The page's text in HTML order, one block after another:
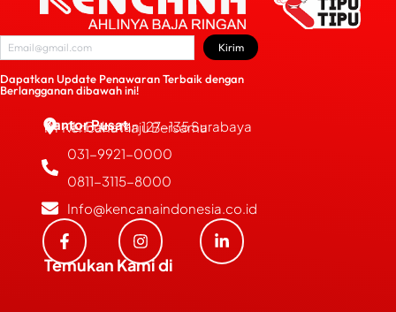
Dapatkan Update Penawaran Terbaik dengan
Berlangganan dibawah ini!
Kirim
Kantor Pusat
PT Kencana Maju Bersama
JL. Bubutan 127-135 Surabaya
031-9921-0000
0811-3115-8000
Info@kencanaindonesia.co.id
Temukan Kami di